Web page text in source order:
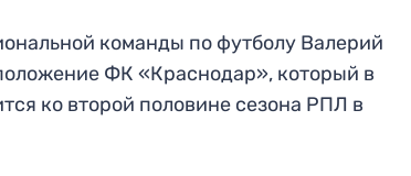
команды по футболу Валерий
ФК «Краснодар», который в
ко второй половине сезона РПЛ в